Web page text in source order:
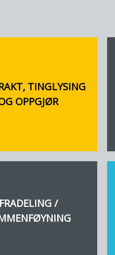
TINGLYSING
OPPGJØR
FRADELING /